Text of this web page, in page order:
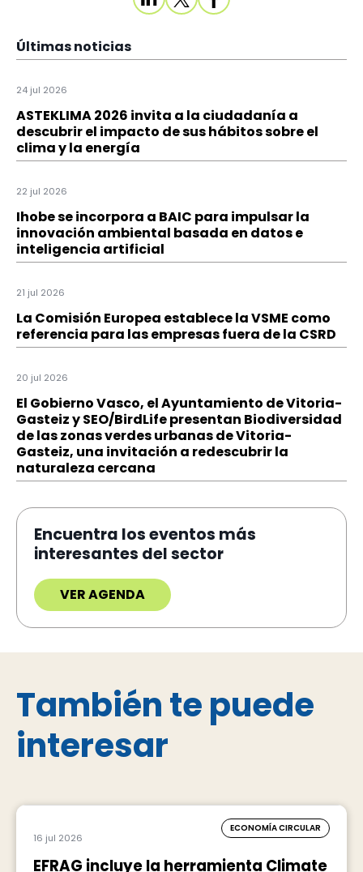
Últimas noticias
24 jul 2026
ASTEKLIMA 2026 invita a la ciudadanía a
descubrir el impacto de sus hábitos sobre el
clima y la energía
22 jul 2026
Ihobe se incorpora a BAIC para impulsar la
innovación ambiental basada en datos e
inteligencia artificial
21 jul 2026
La Comisión Europea establece la VSME como
referencia para las empresas fuera de la CSRD
20 jul 2026
El Gobierno Vasco, el Ayuntamiento de Vitoria-
Gasteiz y SEO/BirdLife presentan Biodiversidad
de las zonas verdes urbanas de Vitoria-
Gasteiz, una invitación a redescubrir la
naturaleza cercana
Encuentra los eventos más
interesantes del sector
VER AGENDA
También te puede
interesar
16 jul 2026
ECONOMÍA CIRCULAR
EFRAG incluye la herramienta Climate